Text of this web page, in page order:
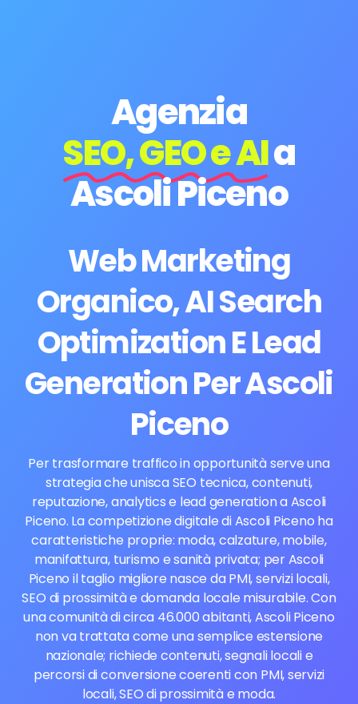
Agenzia
SEO, GEO e AIa
Ascoli Piceno
Web Marketing
Organico, AI Search
Optimization E Lead
Generation Per Ascoli
Piceno
Per trasformare traffico in opportunità serve una
strategia che unisca SEO tecnica, contenuti,
reputazione, analytics e lead generation a Ascoli
Piceno. La competizione digitale di Ascoli Piceno ha
caratteristiche proprie: moda, calzature, mobile,
manifattura, turismo e sanità privata; per Ascoli
Piceno il taglio migliore nasce da PMI, servizi locali,
SEO di prossimità e domanda locale misurabile. Con
una comunità di circa 46.000 abitanti, Ascoli Piceno
non va trattata come una semplice estensione
nazionale; richiede contenuti, segnali locali e
percorsi di conversione coerenti con PMI, servizi
locali, SEO di prossimità e moda.